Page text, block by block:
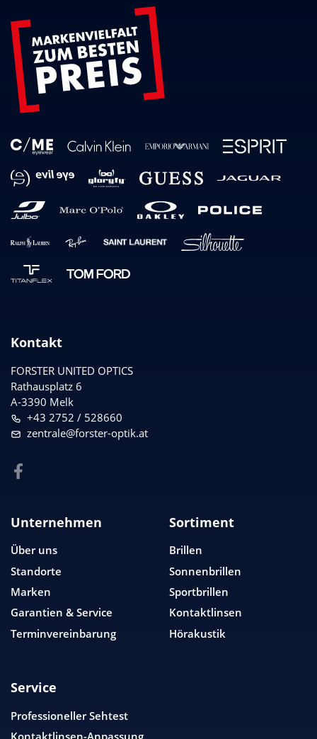
Kontakt
FORSTER UNITED OPTICS
Rathausplatz 6
A-3390 Melk
+43 2752 / 528660
zentrale@forster-optik.at
Unternehmen
Über uns
Standorte
Marken
Garantien & Service
Terminvereinbarung
Sortiment
Brillen
Sonnenbrillen
Sportbrillen
Kontaktlinsen
Hörakustik
Service
Professioneller Sehtest
Kontaktlinsen-Anpassung